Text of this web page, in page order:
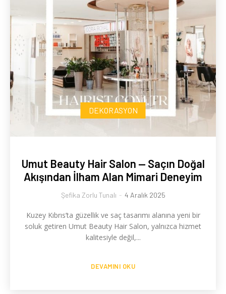
DEKORASYON
Umut Beauty Hair Salon — Saçın Doğal
Akışından İlham Alan Mimari Deneyim
Şefika Zorlu Tunalı - 4 Aralık 2025
Kuzey Kıbrıs’ta güzellik ve saç tasarımı alanına yeni bir
soluk getiren Umut Beauty Hair Salon, yalnızca hizmet
kalitesiyle değil,...
DEVAMINI OKU